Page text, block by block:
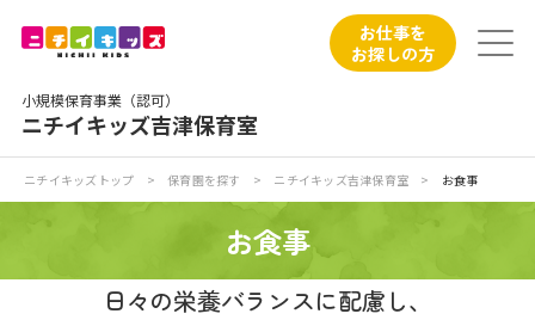
小規模保育事業（認可）
ニチイキッズ吉津保育室
お仕事を
お探しの方
お食事
ニチイキッズトップ > 保育園を探す > ニチイキッズ吉津保育室 > お食事
お食事
日々の栄養バランスに配慮し、